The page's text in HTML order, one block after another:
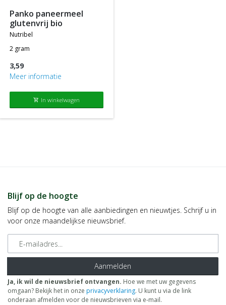
panko paneermeel
glutenvrij bio
nutribel
2 gram
3,59
Meer informatie
shopping_cart In winkelwagen
Blijf op de hoogte
Blijf op de hoogte van alle aanbiedingen en nieuwtjes. Schrijf u in
voor onze maandelijkse nieuwsbrief.
E-mailadres
Aanmelden
Ja, ik wil de nieuwsbrief ontvangen. Hoe we met uw gegevens
omgaan? Bekijk het in onze privacyverklaring. U kunt u via de link
onderaan afmelden voor de nieuwsbrieven via e-mail.